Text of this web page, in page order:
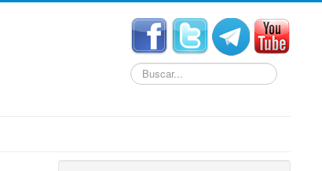
Buscar...